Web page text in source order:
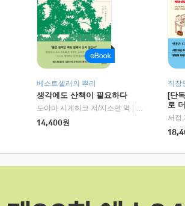
베스트셀러의 뿌리
생각에도 산책이 필요하다
도야마 시게히코 저/지소연 역
알에이치코리
14,400원
직장
[단
로